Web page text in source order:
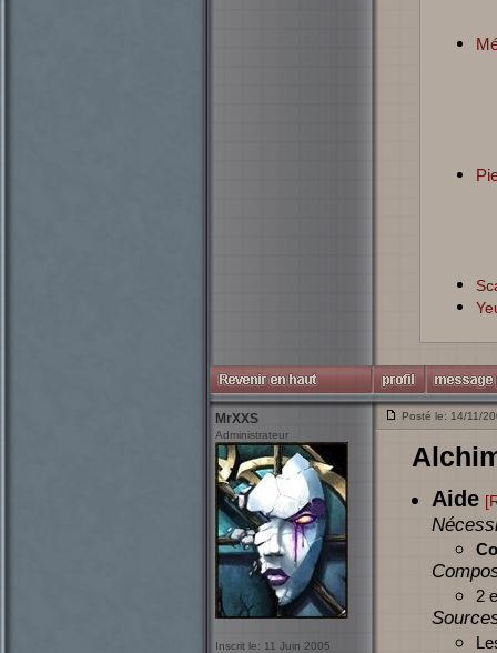
MrXXS
Administrateur
Inscrit le: 11 Juin 2005
Posté le: 14/11/
Aide
2